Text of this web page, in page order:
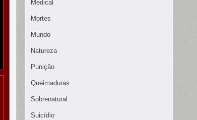
Medical
Mortes
Mundo
Natureza
Punição
Queimaduras
Sobrenatural
Suicídio